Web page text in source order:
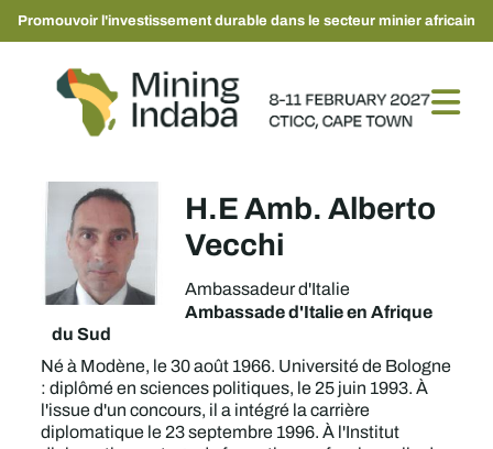
Promouvoir l'investissement durable dans le secteur minier africain
H.E Amb. Alberto
Vecchi
Ambassadeur d'Italie
Ambassade d'Italie en Afrique
du Sud
Né à Modène, le 30 août 1966. Université de Bologne
: diplômé en sciences politiques, le 25 juin 1993. À
l'issue d'un concours, il a intégré la carrière
diplomatique le 23 septembre 1996. À l'Institut